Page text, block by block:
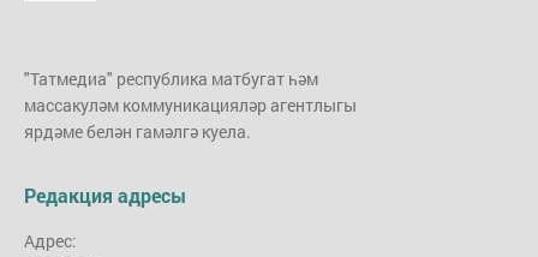
"Татмедиа" республика матбугат һәм
массакуләм коммуникацияләр агентлыгы
ярдәме белән гамәлгә куела.
Редакция адресы
Адрес: